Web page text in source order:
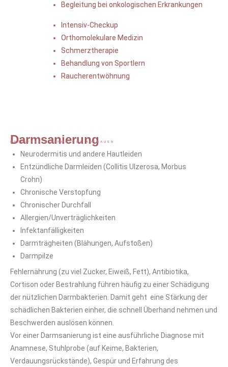
Begleitung bei onkologischen Erkrankungen
Intensiv-Checkup
Orthomolekulare Medizin
Schmerztherapie
Behandlung von Sportlern
Raucherentwöhnung
Darmsanierung
ENTGIFTEN & DARMFLORA AUFBAUEN
Neurodermitis und andere Hautleiden
Entzündliche Darmleiden (Collitis Ulzerosa, Morbus
Crohn)
Chronische Verstopfung
Chronischer Durchfall
Allergien/Unverträglichkeiten
Infektanfälligkeiten
Darmträgheiten (Blähungen, Aufstoßen)
Darmpilze
Fehlernährung (zu viel Zucker, Eiweiß, Fett), Antibiotika,
Cortison oder Bestrahlung führen häufig zu einer Schädigung
der nützlichen Darmbakterien. Damit geht eine Stärkung der
schädlichen Bakterien einher, die schnell Überhand nehmen und
Beschwerden auslösen können.
Vor einer Darmsanierung ist eine ausführliche Diagnose mit
Anamnese, Stuhlprobe (auf Keime, Bakterien,
Verdauungsrückstände), Gespür und Erfahrung des